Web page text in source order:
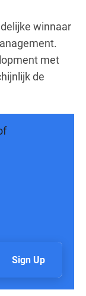
winnaar
met
de
Sign Up